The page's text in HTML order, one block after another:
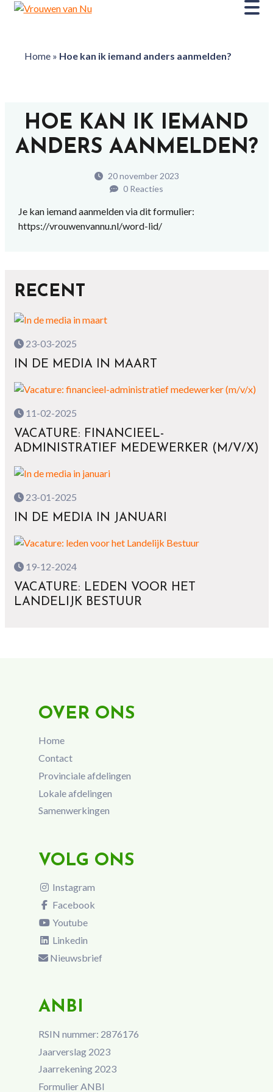
Home» Hoe kan ik iemand anders aanmelden?
HOE KAN IK IEMAND
ANDERS AANMELDEN?
20 november 2023
0 Reacties
Je kan iemand aanmelden via dit formulier:
https://vrouwenvannu.nl/word-lid/
RECENT
23-03-2025
IN DE MEDIA IN MAART
11-02-2025
VACATURE: FINANCIEEL-
ADMINISTRATIEF MEDEWERKER (M/V/X)
23-01-2025
IN DE MEDIA IN JANUARI
19-12-2024
VACATURE: LEDEN VOOR HET
LANDELIJK BESTUUR
OVER ONS
Home
Contact
Provinciale afdelingen
Lokale afdelingen
Samenwerkingen
VOLG ONS
Instagram
Facebook
Youtube
Linkedin
Nieuwsbrief
ANBI
RSIN nummer: 2876176
Jaarverslag 2023
Jaarrekening 2023
Formulier ANBI